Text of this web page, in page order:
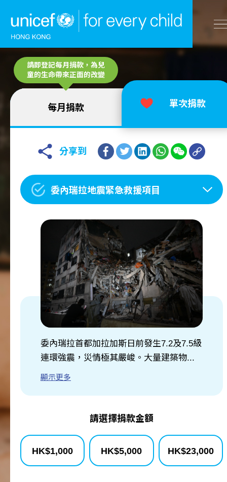
跳到內容（按回車鍵）
A A
我們的工作
立即行動
訊息中心
每月捐款
請即登記每月捐款，為兒
童的生命帶來正面的改變
單次捐款
分享到
委內瑞拉地震緊急救援項目
委內瑞拉首都加拉加斯日前發生7.2及7.5級
連環強震，災情極其嚴峻。大量建築物...
顯示更多
請選擇捐款金額
HK$1,000 HK$5,000 HK$23,000